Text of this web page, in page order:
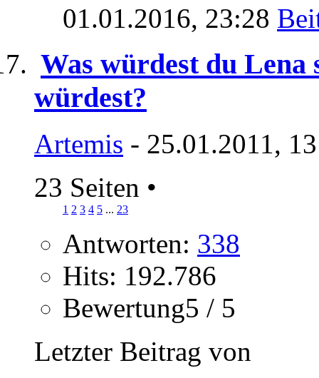
01.01.2016, 23:28
Was würdest du Lena
würdest?
Artemis - 25.01.2011,
23 Seiten •
1 2 3 4 5 ... 23
Antworten: 338
Hits: 192.786
Bewertung5 / 5
Letzter Beitrag von